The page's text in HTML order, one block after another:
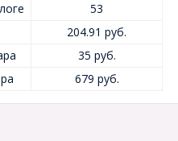
53
204.91 руб.
35 руб.
679 руб.